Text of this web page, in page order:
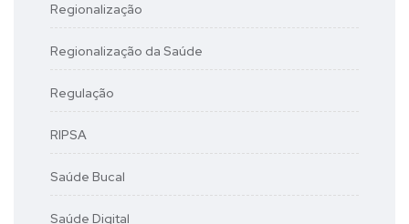
Regionalização
Regionalização da Saúde
Regulação
RIPSA
Saúde Bucal
Saúde Digital